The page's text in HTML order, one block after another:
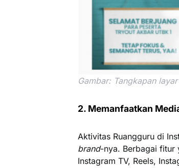
Gambar: Tangkapan
2. Memanfaatkan
Aktivitas Ruangguru di
brand-nya. Berbagai fitur
Instagram TV, Reels,